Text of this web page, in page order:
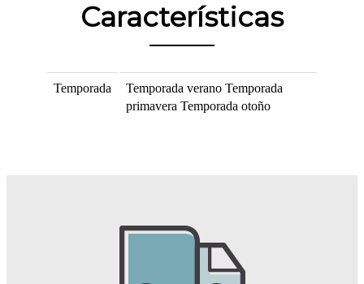
Características
Temporada Temporada verano Temporada
primavera Temporada otoño